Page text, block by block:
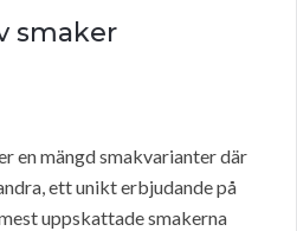
smaker
en mängd smakvarianter där
ett unikt erbjudande på
uppskattade smakerna